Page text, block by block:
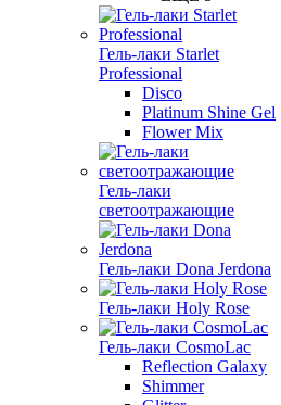
Гель-лаки Starlet
Professional
Disco
Platinum Shine Gel
Flower Mix
Гель-лаки
светоотражающие
Гель-лаки Dona Jerdona
Гель-лаки Holy Rose
Гель-лаки CosmoLac
Reflection Galaxy
Shimmer